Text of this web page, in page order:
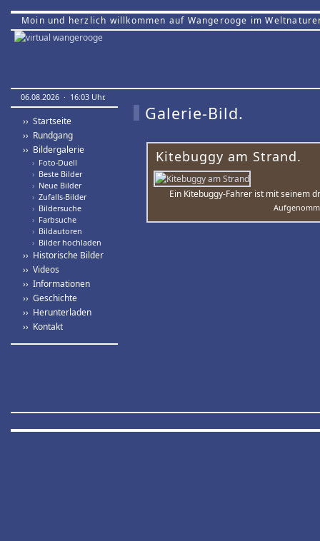
Moin und herzlich willkommen auf Wangerooge im
06.08.2026 · 16:03 Uhr.
›› Startseite
›› Rundgang
›› Bildergalerie
› Foto-Duell
› Beste Bilder
› Neue Bilder
› Zufalls-Bilder
› Bildersuche
› Farbsuche
› Bildautoren
› Bilder hochladen
›› Historische Bilder
›› Videos
›› Informationen
›› Geschichte
›› Herunterladen
›› Kontakt
Galerie-Bild.
Kitebuggy am Strand.
Ein Kitebuggy-Fahrer ist mit seinem